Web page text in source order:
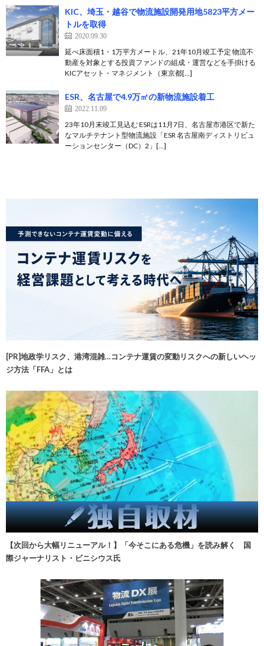
KIC、埼玉・越谷で物流施設開発用地5823平方メー
トルを取得
2020.09.30
延べ床面積1・1万平方メートル、21年10月竣工予定 物流不
動産を対象とする投資ファンドの組成・運営などを手掛ける
KICアセット・マネジメント（東京都[…]
ESR、名古屋で4.9万㎡の新物流施設着⼯
2022.11.09
23年10⽉末竣⼯見込む ESRは11月7日、名古屋市港区で新た
なマルチテナント型物流施設「ESR 名古屋南ディストリビュ
ーションセンター（DC）2」[…]
[PR]地政学リスク、港湾混雑…コンテナ運賃の変動リスクへの新しいヘッ
ジ方法「FFA」とは
【次回から大幅リニューアル！】「今そこにある危機」を読み解く 国
際ジャーナリスト・ビニシウス氏